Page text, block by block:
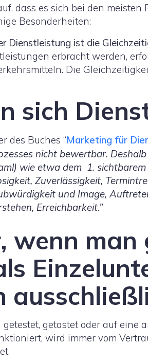
dass es sich bei den
Besonderheiten:
Dienstleistung ist die
erbracht werden,
Die
sich
des Buches “Marketing für
nicht bewertbar.
wie etwa dem 1.
Zuverlässigkeit,
und Image,
Erreichbarkeit.”
wenn
getastet oder auf
wird immer vom